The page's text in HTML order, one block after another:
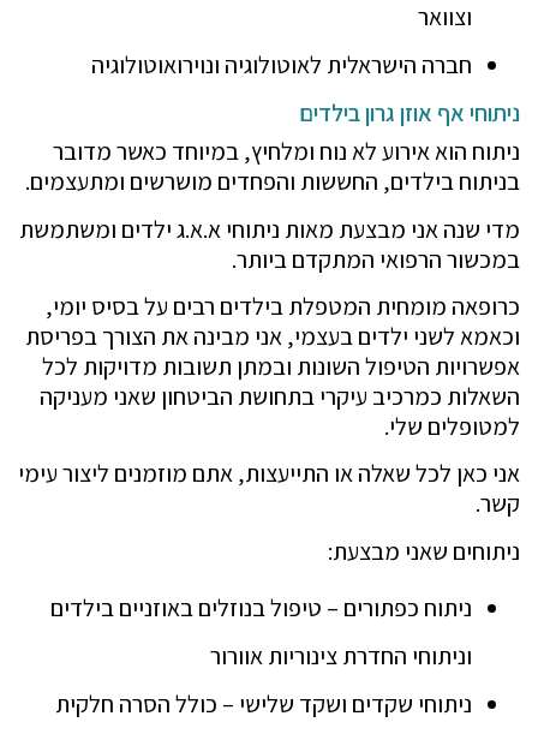
וצוואר
חברה הישראלית לאוטולוגיה ונוירואוטולוגיה
ניתוחי אף אוזן גרון בילדים
ניתוח הוא אירוע לא נוח ומלחיץ, במיוחד כאשר מדובר
בניתוח בילדים, החששות והפחדים מושרשים ומתעצמים.
מדי שנה אני מבצעת מאות ניתוחי א.א.ג ילדים ומשתמשת
במכשור הרפואי המתקדם ביותר.
כרופאה מומחית המטפלת בילדים רבים על בסיס יומי,
וכאמא לשני ילדים בעצמי, אני מבינה את הצורך בפריסת
אפשרויות הטיפול השונות ובמתן תשובות מדויקות לכל
השאלות כמרכיב עיקרי בתחושת הביטחון שאני מעניקה
למטופלים שלי.
אני כאן לכל שאלה או התייעצות, אתם מוזמנים ליצור עימי
קשר.
ניתוחים שאני מבצעת:
ניתוח כפתורים – טיפול בנוזלים באוזניים בילדים
וניתוחי החדרת צינוריות אוורור
ניתוחי שקדים ושקד שלישי – כולל הסרה חלקית